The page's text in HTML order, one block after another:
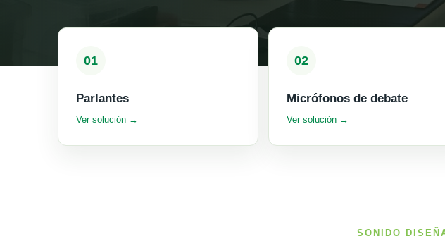
01
Parlantes
Ver solución →
02
Micrófonos de debate
Ver solución →
SONIDO